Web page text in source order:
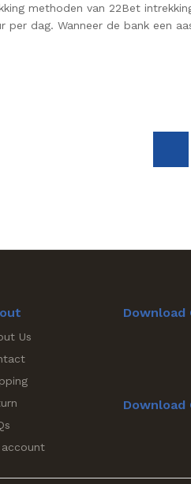
methoden van 22Bet
dag. Wanneer de bank een
Us
account
Download
Download